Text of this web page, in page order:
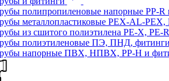
полипропиленовые напорные PP-R
металлопластиковые PEX-AL-
из сшитого полиэтилена PE-X, PE-
полиэтиленовые ПЭ, ПНД,
напорные ПВХ, НПВХ, PP-H и